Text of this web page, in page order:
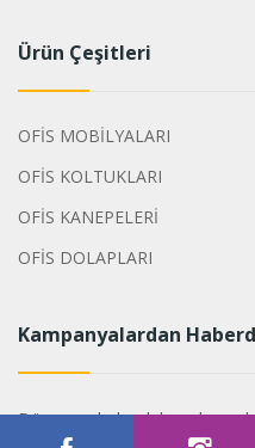
Ürün Çeşitleri
OFİS MOBİLYALARI
OFİS KOLTUKLARI
OFİS KANEPELERİ
OFİS DOLAPLARI
Kampanyalardan
Dönemsel olarak hazırlanan